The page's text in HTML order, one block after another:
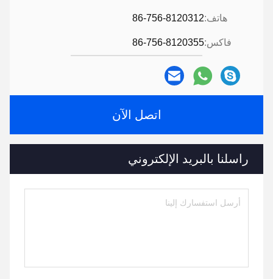
هاتف:86-756-8120312
فاكس:86-756-8120355
اتصل الآن
راسلنا بالبريد الإلكتروني